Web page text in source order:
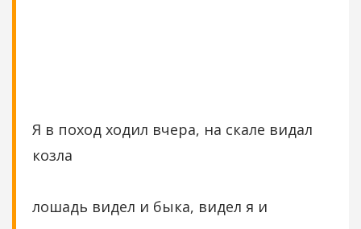
Я в поход ходил вчера, на скале видал
козла
лошадь видел и быка, видел я и